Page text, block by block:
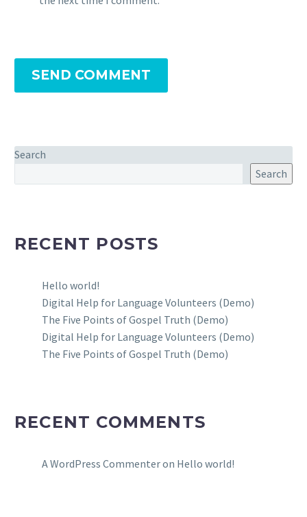
SEND COMMENT
Search
Search
RECENT POSTS
Hello world!
Digital Help for Language Volunteers (Demo)
The Five Points of Gospel Truth (Demo)
Digital Help for Language Volunteers (Demo)
The Five Points of Gospel Truth (Demo)
RECENT COMMENTS
A WordPress Commenteron Hello world!